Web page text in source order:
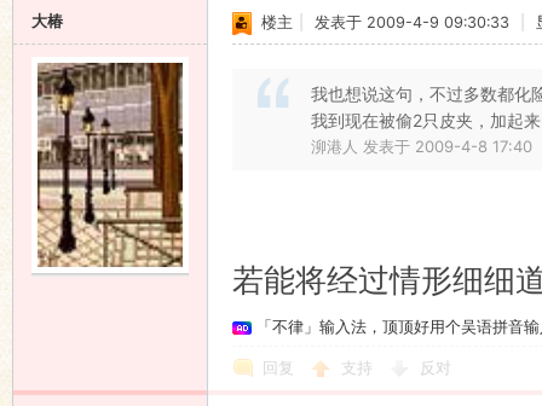
大椿 楼主 发表于 2009-4-9 09:30:33
我也想说这句，不过多数都化
我到现在被偷2只皮夹，加起
泖港人 发表于 2009-4-8 17:40
若能将经过情形细细
「不律」输入法，顶顶好用个吴语拼音
回复 支持 反对